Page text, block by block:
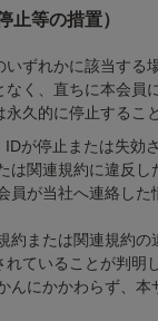
止等の措置）
いずれかに該当する
く、直ちに本会員
久的に停止するこ
が停止または失効
は関連規約に違反し
員が当社へ連絡した
約または関連規約の
れていることが判明
んにかかわらず、本